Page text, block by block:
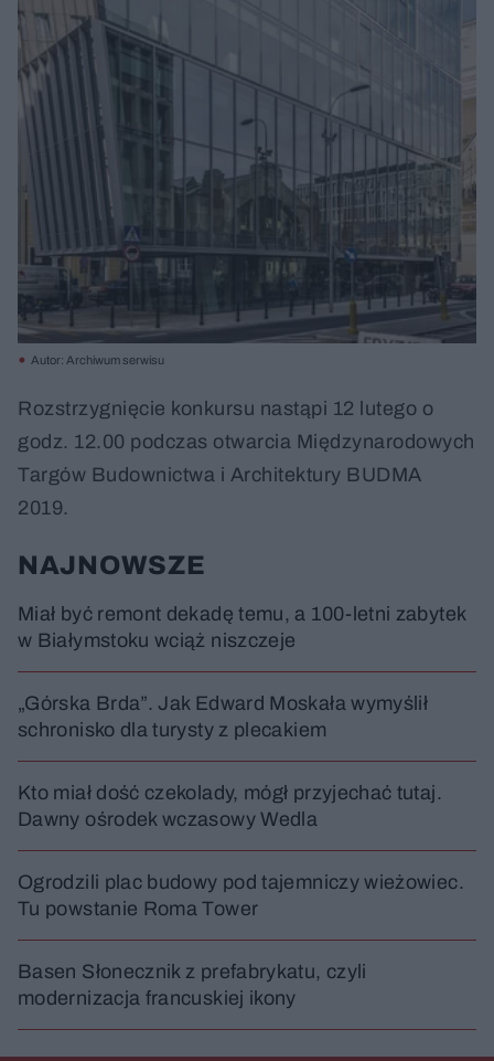
Autor: Archiwum serwisu
Rozstrzygnięcie konkursu nastąpi 12 lutego o
godz. 12.00 podczas otwarcia Międzynarodowych
Targów Budownictwa i Architektury BUDMA
2019.
NAJNOWSZE
Miał być remont dekadę temu, a 100-letni zabytek
w Białymstoku wciąż niszczeje
„Górska Brda”. Jak Edward Moskała wymyślił
schronisko dla turysty z plecakiem
Kto miał dość czekolady, mógł przyjechać tutaj.
Dawny ośrodek wczasowy Wedla
Ogrodzili plac budowy pod tajemniczy wieżowiec.
Tu powstanie Roma Tower
Basen Słonecznik z prefabrykatu, czyli
modernizacja francuskiej ikony